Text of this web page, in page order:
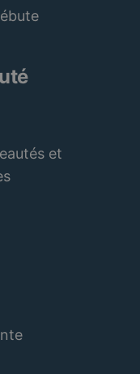
et